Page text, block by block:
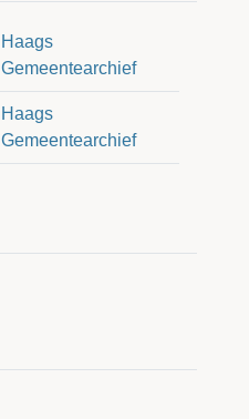
Haags
Gemeentearchief
Haags
Gemeentearchief